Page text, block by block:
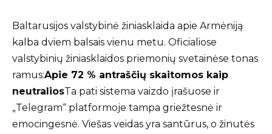
Baltarusijos valstybinė žiniasklaida apie Armėniją
kalba dviem balsais vienu metu. Oficialiose
valstybinių žiniasklaidos priemonių svetainėse tonas
ramus:Apie 72 % antraščių skaitomos kaip
neutraliosTa pati sistema vaizdo įrašuose ir
„Telegram“ platformoje tampa griežtesnė ir
emocingesnė. Viešas veidas yra santūrus, o žinutės